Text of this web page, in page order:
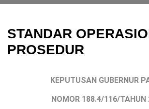
STANDAR
PROSEDUR
KEPUTUSAN GUBERNUR
NOMOR 188.4/116/TAHUN